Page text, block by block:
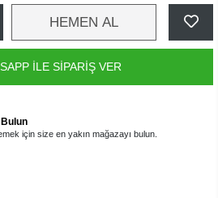
HEMEN AL
İLE SİPARİŞ VER
Bulun
için size en yakın mağazayı bulun.